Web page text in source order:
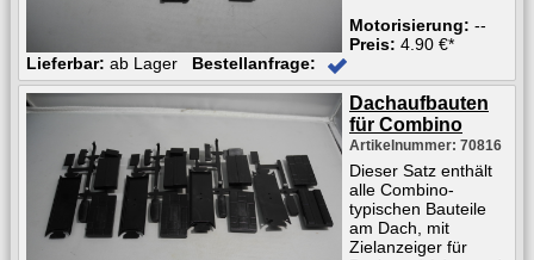
Motorisierung: --
Preis: 4.90 €*
Lieferbar: ab Lager Bestellanfrage:
Dachaufbauten
für Combino
Artikelnummer: 70816
Dieser Satz enthält
alle Combino-
typischen Bauteile
am Dach, mit
Zielanzeiger für